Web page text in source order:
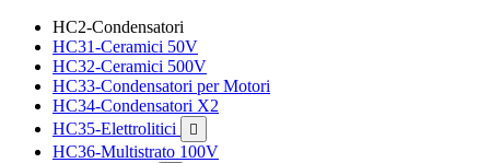
HC2-Condensatori
HC31-Ceramici 50V
HC32-Ceramici 500V
HC33-Condensatori per Motori
HC34-Condensatori X2
HC35-Elettrolitici

HC36-Multistrato 100V